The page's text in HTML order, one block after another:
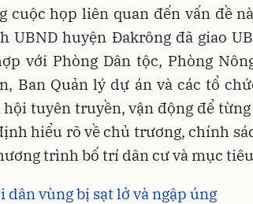
cuộc họp liên quan đến vấn đề
UBND huyện Đakrông đã giao
với Phòng Dân tộc, Phòng
Ban Quản lý dự án và các tổ
tuyên truyền, vận động để
hiểu rõ về chủ trương, chính
trình bố trí dân cư và mục
dân vùng bị sạt lở và ngập úng